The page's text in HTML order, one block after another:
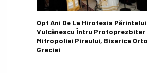
Opt Ani De La Hirotesia
Vulcănescu Întru Protoprezbiter
Mitropoliei Pireului, Biserica
Greciei